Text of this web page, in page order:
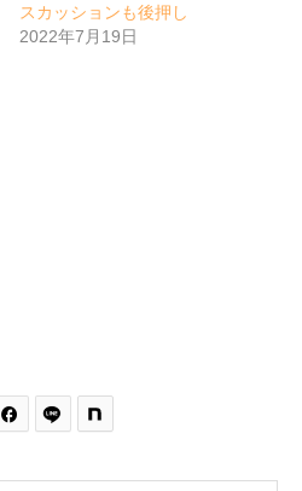
スカッションも後押し
2022年7月19日
